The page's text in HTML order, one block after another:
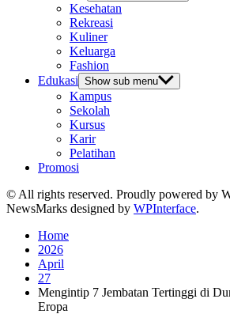
Kesehatan
Rekreasi
Kuliner
Keluarga
Fashion
Edukasi Show sub menu
Kampus
Sekolah
Kursus
Karir
Pelatihan
Promosi
© All rights reserved. Proudly powered by
NewsMarks designed by WPInterface.
Home
2026
April
27
Mengintip 7 Jembatan Tertinggi di
Eropa